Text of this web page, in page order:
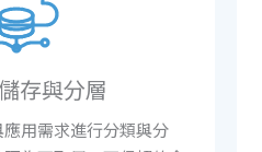
存與分層
用需求進行分類與分